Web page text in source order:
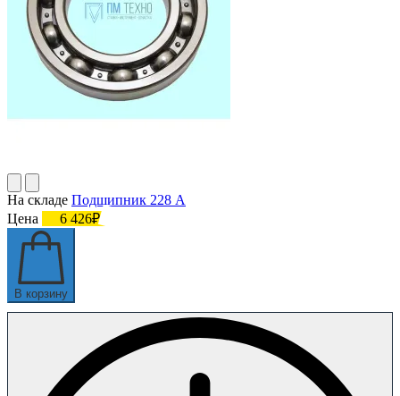
На складе Подшипник 228 А
Цена
6 426₽
В корзину